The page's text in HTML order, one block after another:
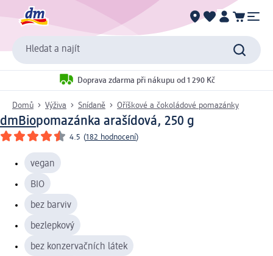
Hledat a najít
Doprava zdarma při nákupu od 1 290 Kč
Domů Výživa Snídaně Oříškové a čokoládové pomazánky
dmBiopomazánka arašídová, 250 g
4.5 (182 hodnocení)
vegan
BIO
bez barviv
bezlepkový
bez konzervačních látek